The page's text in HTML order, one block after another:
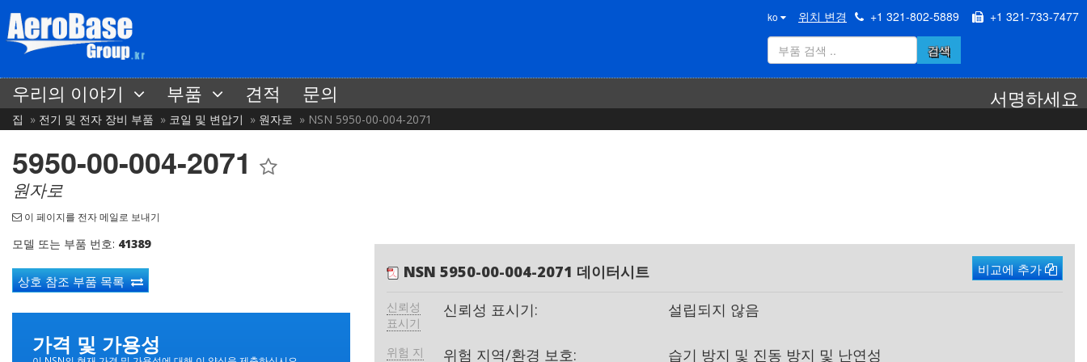
ko 위치 변경 +1 321-802-5889 +1 321-733-7477
검색
우리의 이야기 부품 견적 문의 서명하세요
집 전기 및 전자 장비 부품 코일 및 변압기 원자로 NSN 5950-00-004-2071
5950-00-004-2071
원자로
이 페이지를 전자 메일로 보내기
모델 또는 부품 번호: 41389
상호 참조 부품 목록
가격 및 가용성
NSN 5950-00-004-2071 데이터시트 비교에 추가
신뢰성
표시기
신뢰성 표시기: 설립되지 않음
위험 지
위험 지역/환경 보호: 습기 방지 및 진동 방지 및 난연성